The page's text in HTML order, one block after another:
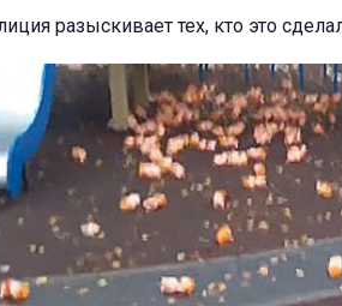
разыскивает тех, кто это